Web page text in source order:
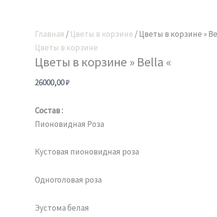
Главная / Цветы в корзине / Цветы в корзине »
Цветы в корзине
Цветы в корзине » Bella «
26000,00₽
Состав :
Пионовидная Роза
Кустовая пионовидная роза
Одноголовая роза
Эустома белая